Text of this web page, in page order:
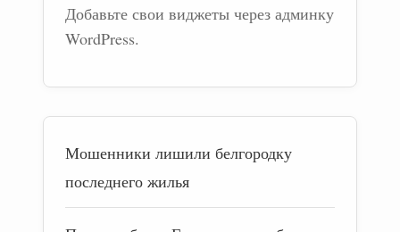
Добавьте свои виджеты через админку
WordPress.
Мошенники лишили белгородку
последнего жилья